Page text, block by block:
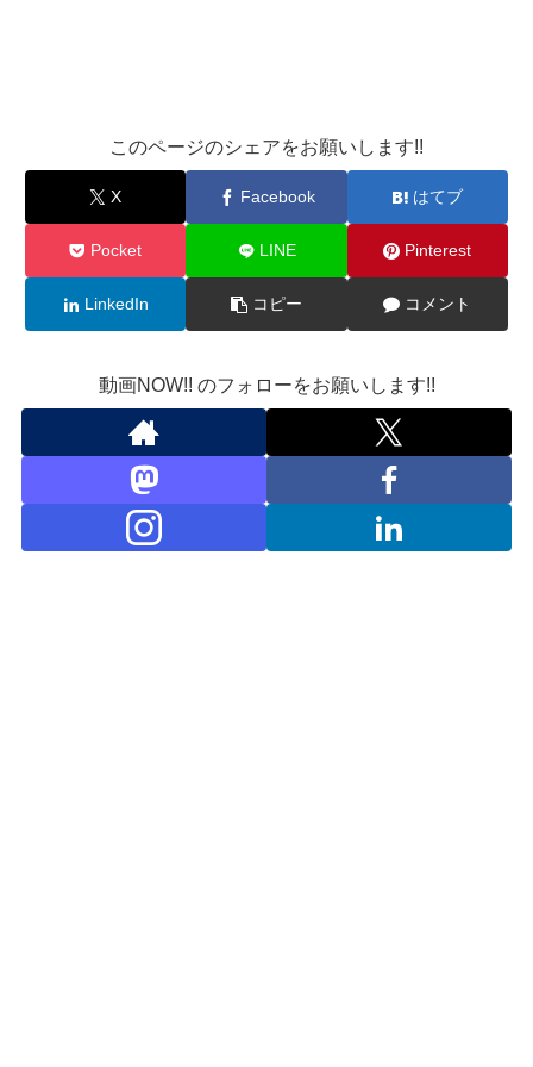
このページのシェアをお願いします!!
X Facebook はてブ
Pocket LINE Pinterest
LinkedIn コピー コメント
動画NOW!! のフォローをお願いします!!